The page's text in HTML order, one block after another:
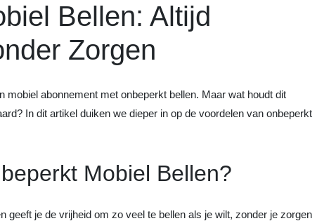
Bellen: Altijd
Zorgen
mobiel abonnement met onbeperkt bellen. Maar wat houdt dit
In dit artikel duiken we dieper in op de voordelen van onbeperkt
Mobiel Bellen?
geeft je de vrijheid om zo veel te bellen als je wilt, zonder je zorgen